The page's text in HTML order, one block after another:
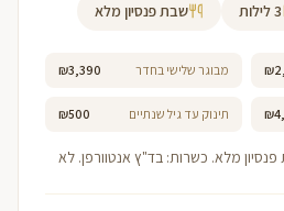
3לילות שבת פנסיון מלא
מבוגר שלישי בחדר ₪3,390
תינוק עד גיל שנתיים ₪500
מלא. כשרות: בד"ץ אנטוורפן. לא